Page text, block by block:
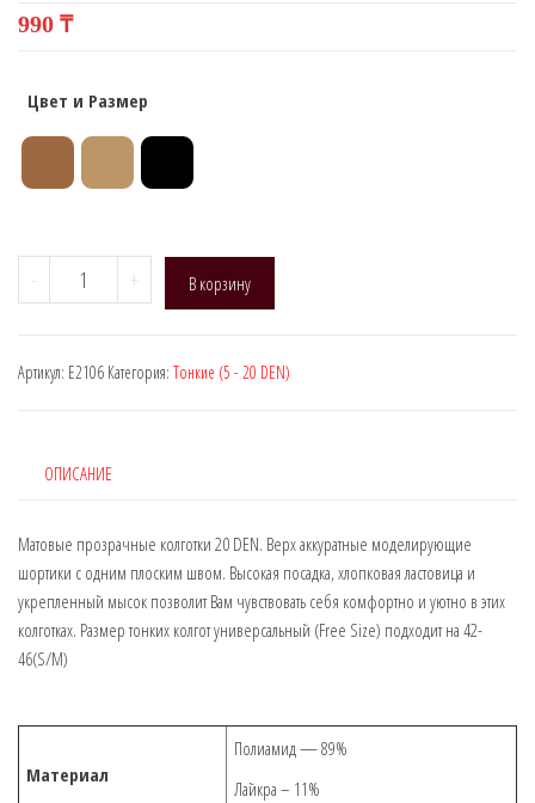
990 ₸
Цвет и Размер
-
Количество
товара
E2106,
(Шорты)
+ В корзину
Артикул: E2106 Категория: Тонкие (5 - 20 DEN)
ОПИСАНИЕ
Матовые прозрачные колготки 20 DEN. Верх аккуратные моделирующие
шортики с одним плоским швом. Высокая посадка, хлопковая ластовица и
укрепленный мысок позволит Вам чувствовать себя комфортно и уютно в этих
колготках. Размер тонких колгот универсальный (Free Size) подходит на 42-
46(S/M)
Материал
Полиамид — 89%
Лайкра – 11%